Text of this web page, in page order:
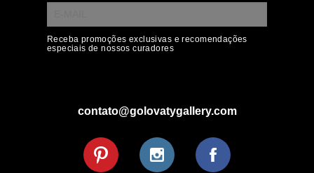
Receba promoções exclusivas e recomendações
especiais de nossos curadores
contato@golovatygallery.com